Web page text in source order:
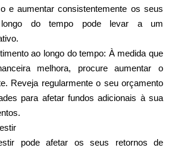
e aumentar consistentemente os seus
longo do tempo pode levar a um
ao longo do tempo: À medida que
melhora, procure aumentar o
Reveja regularmente o seu orçamento
para afetar fundos adicionais à sua
pode afetar os seus retornos de